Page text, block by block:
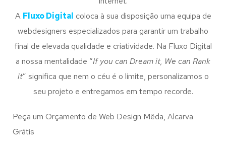
A Fluxo Digital coloca à sua disposição uma equipa de
webdesigners especializados para garantir um trabalho
final de elevada qualidade e criatividade. Na Fluxo Digital
a nossa mentalidade “If you can Dream it, We can Rank
it” significa que nem o céu é o limite, personalizamos o
seu projeto e entregamos em tempo recorde.
Peça um Orçamento de Web Design Mêda, Alcarva
Grátis